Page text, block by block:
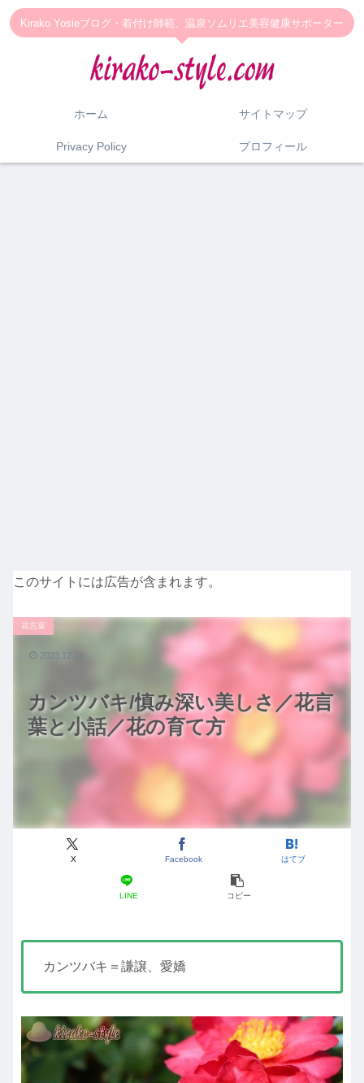
Kirako Yosieブログ・着付け師範、温泉ソムリエ美容健康サポーター
ホーム サイトマップ
Privacy Policy プロフィール
このサイトには広告が含まれます。
カンツバキ/慎み深い美しさ／花言
葉と小話／花の育て方
花言葉
X Facebook はてブ
LINE コピー
2023.12.05
カンツバキ＝謙譲、愛嬌